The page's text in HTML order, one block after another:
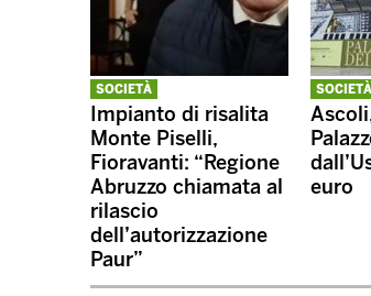
SOCIETÀ
Impianto di risalita
Monte Piselli,
Fioravanti: “Regione
Abruzzo chiamata al
rilascio
dell’autorizzazione
Paur”
SOCIETÀ
euro